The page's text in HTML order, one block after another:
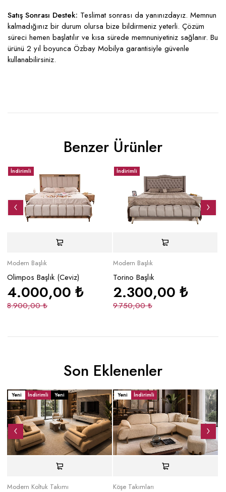
Satış Sonrası Destek: Teslimat sonrası da yanınızdayız. Memnun
kalmadığınız bir durum olursa bize bildirmeniz yeterli. Çözüm
süreci hemen başlatılır ve kısa sürede memnuniyetiniz sağlanır. Bu
ürünü 2 yıl boyunca Özbay Mobilya garantisiyle güvenle
kullanabilirsiniz.
Benzer Ürünler
İndirimli
Modern Başlık
Olimpos Başlık (Ceviz)
8.900,00₺
4.000,00₺
İndirimli
Modern Başlık
Torino Başlık
9.750,00₺
2.300,00 ₺
Son Eklenenler
Yeni İndirimli Yeni
Modern Koltuk Takımı
Yeni İndirimli
Köşe Takımları